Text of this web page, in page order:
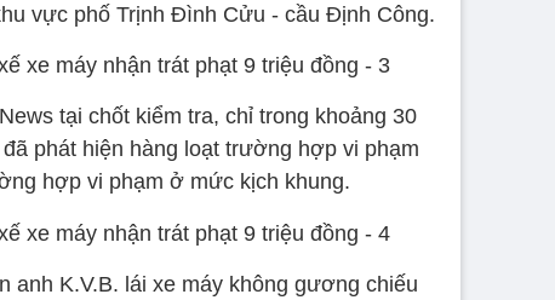
vực phố Trịnh Đình Cửu - cầu Định Công.
tại chốt kiểm tra, chỉ trong khoảng 30
phát hiện hàng loạt trường hợp vi phạm
hợp vi phạm ở mức kịch khung.
anh K.V.B. lái xe máy không gương chiếu